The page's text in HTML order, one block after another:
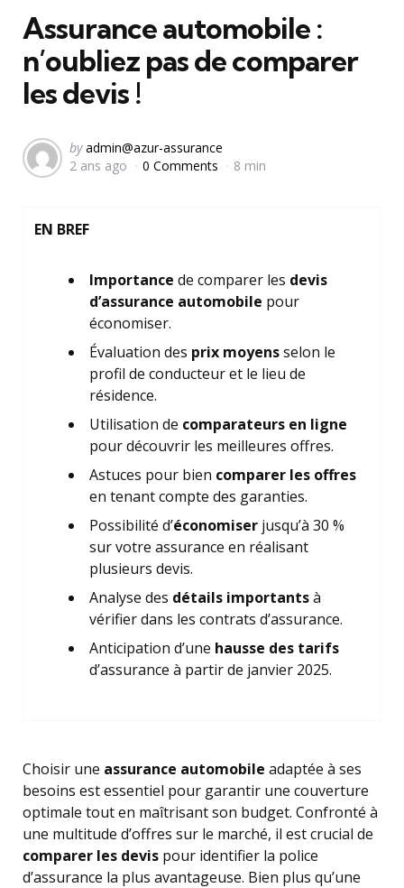
Assurance automobile :
n’oubliez pas de comparer
les devis !
Posted
by
by admin@azur-assurance
2 ans ago
0 Comments 8 min
EN BREF
Importance de comparer les devis
d’assurance automobile pour
économiser.
Évaluation des prix moyensselon le
profil de conducteur et le lieu de
résidence.
Utilisation de comparateurs en ligne
pour découvrir les meilleures offres.
Astuces pour bien comparer les offres
en tenant compte des garanties.
Possibilité d’économiser jusqu’à 30 %
sur votre assurance en réalisant
plusieurs devis.
Analyse des détails importantsà
vérifier dans les contrats d’assurance.
Anticipation d’une hausse des tarifs
d’assurance à partir de janvier 2025.
Choisir une assurance automobile adaptée à ses
besoins est essentiel pour garantir une couverture
optimale tout en maîtrisant son budget. Confronté à
une multitude d’offres sur le marché, il est crucial de
comparer les devis pour identifier la police
d’assurance la plus avantageuse. Bien plus qu’une